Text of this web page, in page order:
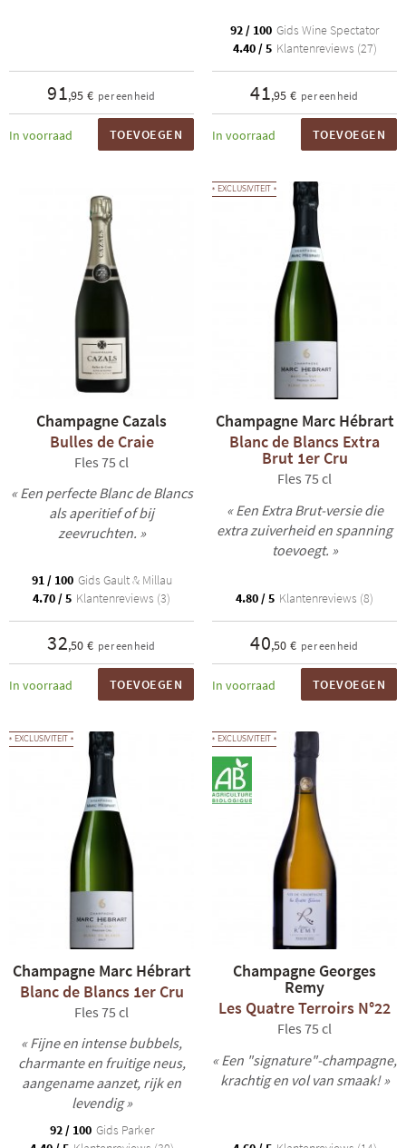
91,95 € per eenheid
In voorraad TOEVOEGEN
92 / 100 Gids Wine Spectator
4.40 / 5 Klantenreviews (27)
41,95 € per eenheid
In voorraad TOEVOEGEN
Champagne Cazals
Bulles de Craie
Fles 75 cl
« Een perfecte Blanc de Blancs
als aperitief of bij
zeevruchten. »
91 / 100 Gids Gault & Millau
4.70 / 5 Klantenreviews (3)
32,50 € per eenheid
In voorraad TOEVOEGEN
EXCLUSIVITEIT
Champagne Marc Hébrart
Blanc de Blancs Extra
Brut 1er Cru
Fles 75 cl
« Een Extra Brut-versie die
extra zuiverheid en spanning
toevoegt. »
4.80 / 5 Klantenreviews (8)
40,50 € per eenheid
In voorraad TOEVOEGEN
EXCLUSIVITEIT
Champagne Marc Hébrart
Blanc de Blancs 1er Cru
Fles 75 cl
« Fijne en intense bubbels,
charmante en fruitige neus,
aangename aanzet, rijk en
levendig »
92 / 100 Gids Parker
EXCLUSIVITEIT
Champagne Georges
Remy
Les Quatre Terroirs N°22
Fles 75 cl
« Een "signature"-champagne,
krachtig en vol van smaak! »